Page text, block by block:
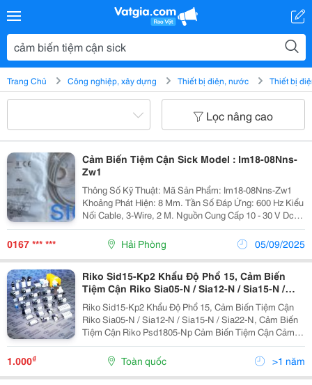
Trang Chủ Công nghiệp, xây dựng Thiết bị điện, nước Thiết bị
Lọc nâng cao
Cảm Biến Tiệm Cận Sick Model : Im18-08Nns-
Zw1
Thông Số Kỹ Thuật: Mã Sản Phẩm: Im18-08Nns-Zw1
Khoảng Phát Hiện: 8 Mm. Tần Số Đáp Ứng: 600 Hz Kiểu
Nối Cable, 3-Wire, 2 M. Nguồn Cung Cấp 10 - 30 V Dc.
Ngõ Ra: Npn Ip 67
0167 *** *** Hải Phòng 05/09/2025
Riko Sid15-Kp2 Khẩu Độ Phổ 15, Cảm Biến
Tiệm Cận Riko Sia05-N / Sia12-N / Sia15-N /
Sia22-N, Cảm Biến Tiệm Cận Riko Psd1805-Np
Cảm Biến Tiệm Cận Cảm Ứng Universal
Riko Sid15-Kp2 Khẩu Độ Phổ 15, Cảm Biến Tiệm Cận
Riko Sia05-N / Sia12-N / Sia15-N / Sia22-N, Cảm Biến
Tiệm Cận Riko Psd1805-Np Cảm Biến Tiệm Cận Cảm
Ứng Universal Sick Im18-05Bps-Zc1 6011991 Khiên,
Cảm Biến Tiệm Cận Sick Im12-08Nps-Zc1 7900045
M12,...
1.000₫ Toàn quốc >1 năm